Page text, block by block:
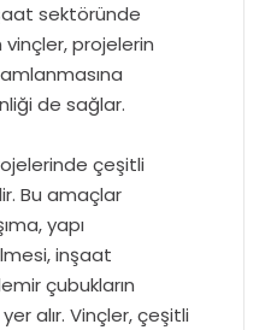
sektöründe
vinçler, projelerin
de sağlar.
çeşitli
Bu amaçlar
yapı
inşaat
çubukların
alır. Vinçler, çeşitli